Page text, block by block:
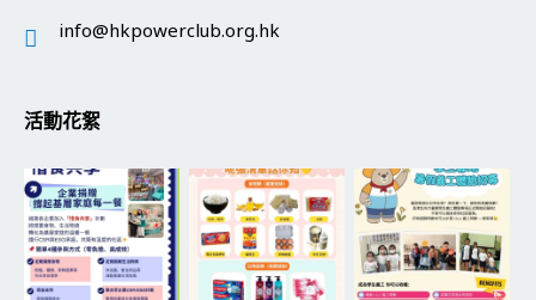
info@hkpowerclub.org.hk
活動花絮